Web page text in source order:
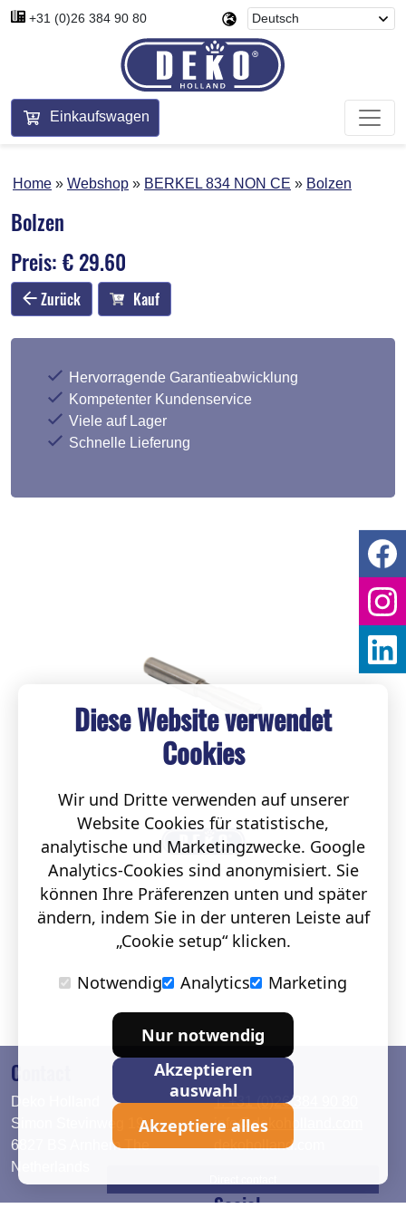
+31 (0)26 384 90 80
Einkaufswagen
Home Webshop BERKEL 834 NON CE Bolzen
Bolzen
Preis: € 29.60
Zurück Kauf
Hervorragende Garantieabwicklung
Kompetenter Kundenservice
Viele auf Lager
Schnelle Lieferung
Contact
Deko Holland
Simon Stevinweg 19
6827 BS Arnhem The
Netherlands
T. +31 (0)26 384 90 80
info@dekoholland.com
dekoholland.com
Social
Diese Website verwendet
Cookies
Wir und Dritte verwenden auf unserer
Website Cookies für statistische,
analytische und Marketingzwecke. Google
Analytics-Cookies sind anonymisiert. Sie
können Ihre Präferenzen unten und später
ändern, indem Sie in der unteren Leiste auf
„Cookie setup“ klicken.
Notwendig
Analytics Marketing
Nur notwendig
Akzeptieren
auswahl
Akzeptiere alles